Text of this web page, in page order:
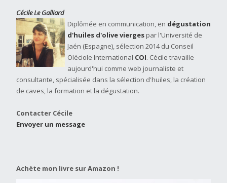
Cécile Le Galliard
Diplômée en communication, en dégustation
d'huiles d'olive vierges par l'Université de
Jaén (Espagne), sélection 2014 du Conseil
Oléciole International COI. Cécile travaille
aujourd'hui comme web journaliste et
consultante, spécialisée dans la sélection d'huiles, la création
de caves, la formation et la dégustation.
Contacter Cécile
Envoyer un message
Achète mon livre sur Amazon !